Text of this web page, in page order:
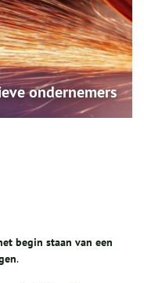
ondernemers
begin staan van een
.